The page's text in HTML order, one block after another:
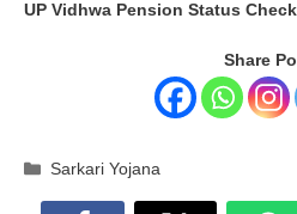
UP Vidhwa Pension Status
Share
Categories
Sarkari Yojana